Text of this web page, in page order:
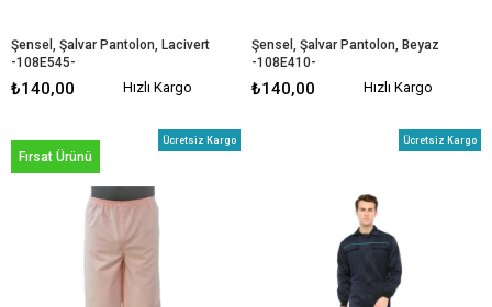
Şensel, Şalvar Pantolon, Lacivert
-108E545-
₺140,00 Hızlı Kargo
Şensel, Şalvar Pantolon, Beyaz
-108E410-
₺140,00 Hızlı Kargo
Ücretsiz Kargo
Fırsat Ürünü
Ücretsiz Kargo